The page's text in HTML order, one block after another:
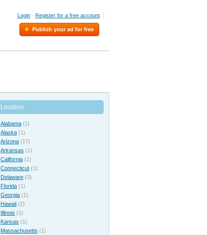
Login · Register for a free account
Publish your ad for free
Location
Alabama (1)
Alaska (1)
Arizona (17)
Arkansas (1)
California (1)
Connecticut (1)
Delaware (3)
Florida (1)
Georgia (1)
Hawaii (2)
Illinois (1)
Kansas (1)
Massachusetts (1)